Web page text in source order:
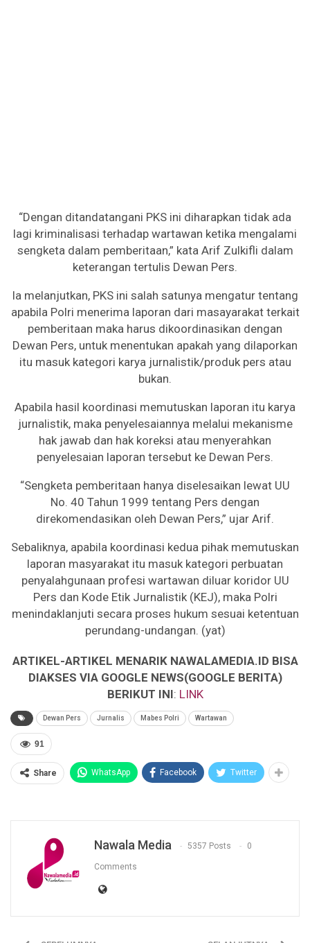
“Dengan ditandatangani PKS ini diharapkan tidak ada
lagi kriminalisasi terhadap wartawan ketika mengalami
sengketa dalam pemberitaan,” kata Arif Zulkifli dalam
keterangan tertulis Dewan Pers.
Ia melanjutkan, PKS ini salah satunya mengatur tentang
apabila Polri menerima laporan dari masayarakat terkait
pemberitaan maka harus dikoordinasikan dengan
Dewan Pers, untuk menentukan apakah yang dilaporkan
itu masuk kategori karya jurnalistik/produk pers atau
bukan.
Apabila hasil koordinasi memutuskan laporan itu karya
jurnalistik, maka penyelesaiannya melalui mekanisme
hak jawab dan hak koreksi atau menyerahkan
penyelesaian laporan tersebut ke Dewan Pers.
“Sengketa pemberitaan hanya diselesaikan lewat UU
No. 40 Tahun 1999 tentang Pers dengan
direkomendasikan oleh Dewan Pers,” ujar Arif.
Sebaliknya, apabila koordinasi kedua pihak memutuskan
laporan masyarakat itu masuk kategori perbuatan
penyalahgunaan profesi wartawan diluar koridor UU
Pers dan Kode Etik Jurnalistik (KEJ), maka Polri
menindaklanjuti secara proses hukum sesuai ketentuan
perundang-undangan. (yat)
ARTIKEL-ARTIKEL MENARIK NAWALAMEDIA.ID BISA
DIAKSES VIA GOOGLE NEWS(GOOGLE BERITA)
BERIKUT INI: LINK
Dewan Pers Jurnalis Mabes Polri Wartawan
91
Share WhatsApp Facebook Twitter
Nawala Media 5357 Posts 0
Comments